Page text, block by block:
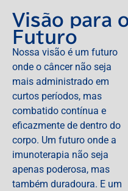
Visão para
Futuro
Nossa visão é um futuro
onde o câncer não seja
mais administrado em
curtos períodos, mas
combatido contínua e
eficazmente de dentro do
corpo. Um futuro onde a
imunoterapia não seja
apenas poderosa, mas
também duradoura. E um